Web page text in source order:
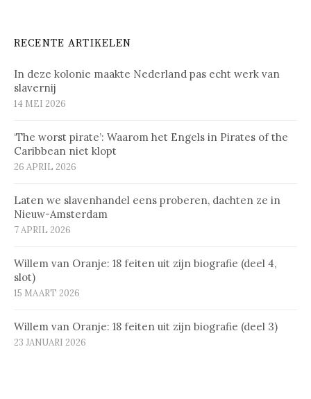
RECENTE ARTIKELEN
In deze kolonie maakte Nederland pas echt werk van
slavernij
14 MEI 2026
‘The worst pirate’: Waarom het Engels in Pirates of the
Caribbean niet klopt
26 APRIL 2026
Laten we slavenhandel eens proberen, dachten ze in
Nieuw-Amsterdam
7 APRIL 2026
Willem van Oranje: 18 feiten uit zijn biografie (deel 4,
slot)
15 MAART 2026
Willem van Oranje: 18 feiten uit zijn biografie (deel 3)
23 JANUARI 2026